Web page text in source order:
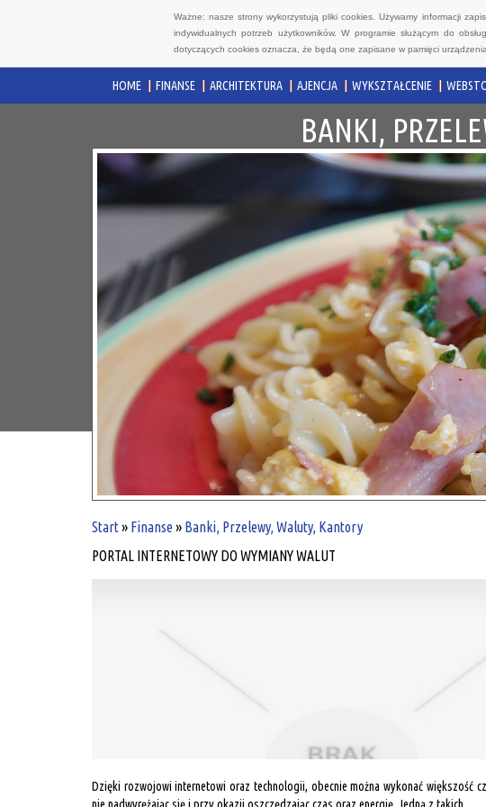
Ważne: nasze strony wykorzystują pliki cookies. Używamy informacji
indywidualnych potrzeb użytkowników. W programie służącym do
dotyczących cookies oznacza, że będą one zapisane w pamięci urządzenia.
HOME FINANSE ARCHITEKTURA AJENCJA WYKSZTAŁCENIE
BANKI,
Start» Finanse» Banki, Przelewy, Waluty, Kantory
PORTAL INTERNETOWY DO WYMIANY WALUT
Dzięki rozwojowi internetowi oraz technologii, obecnie można wykonać większość